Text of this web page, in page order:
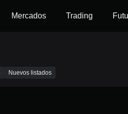
Mercados Trading
Nuevos listados